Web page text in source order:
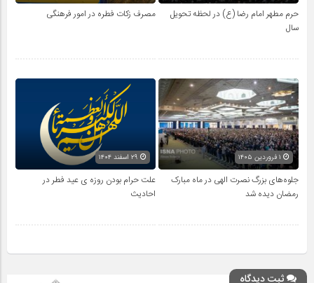
حرم مطهر امام رضا (ع) در لحظه تحویل
سال
مصرف زکات فطره در امور فرهنگی
جلوه‌های بزرگ نصرت الهی در ماه مبارک
رمضان دیده شد
علت حرام بودن روزه ی عید فطر در
احادیث